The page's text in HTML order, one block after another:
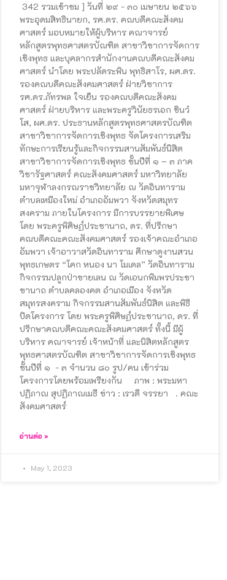
342 รวมเข้าชม ] วันที่ ๒๙​ -​ ๓๐ เมษายน​ ๒๕๖๖
พระ​อุดม​สิทธิ​นายก, รศ.ดร.​ คณบดี​คณะ​สังคม​
ศาสตร์​ มอบหมายให้​​ผู้บริหาร​ คณาจารย์​
หลักสูตร​พุทธศาสตร​บัณฑิต​ สาขา​วิชาการ​จัดการ​
เชิง​พุทธ​ และบุคลากร​สำนักงาน​คณบดี​คณะ​สังคม​
ศาสตร์​ นำ​โดย​ พระ​ปลัด​ระพิน​ พุท​ฺ​ธิ​สาโร, ผศ.ดร.​
รองคณบดี​คณะสังคม​ศาสตร์​ ฝ่าย​วิชาการ​
รศ.ดร.ภัทร​พล​ ใจเย็น​ รองคณบดี​คณะ​สังคม​
ศาสตร์​ ฝ่าย​บริหาร​ และพระครู​วินัยธร​เอก​ ชิ​นว​ํ​
โส, ผศ.ดร.​ ประธาน​หลักสูตร​พุทธศาสตร​บัณฑิต​
สาขา​วิชาการ​จัดการ​เชิง​พุทธ​ จัดโครงการ​เสริม
ทักษะ​การเรียนรู้​และกิจกรรม​สานสัมพันธ์​นิสิต​
สาขาวิชา​การ​จัดการ​เชิง​พุทธ​ ชั้นปี​ที่​ ๑​ – ๓​ ภาค
วิชา​รัฐศาสตร์​ คณะสังคม​ศาสตร์​ มหา​วิทยาลัย​
มหา​จุฬา​ลง​ก​รณ​ราช​วิทยาลัย​ ณ​ วัด​อิน​ทา​ราม​
ตำบล​เหมือง​ใหม่​ อำเภอ​อัมพวา​ จังหวัด​สมุทร​
สงคราม​ ภายใน​โครงการ​ มีการบรรยายพิเศษ​
โดย​ พระครู​พิศิษฏ์ประชานาถ, ดร.​ ที่ปรึกษา​
คณบดี​คณะ​คณะสังคม​ศาสตร์​ รองเจ้าคณะ​อำเภอ​
อัมพวา​ เจ้าอาวาส​วัด​อิน​ทา​ราม​ ศึกษา​ดูงานสวน
พุทธเกษตร​ “โคก​ หนอง​ นา​ โมเดล” วัดอิน​ทา​ราม​
กิจกรรม​​ปลูกป่าชายเลน ณ วัดเอนกพิมพรประชา
ชานาถ ตำบล​คลองคต อำเภอ​เมือง จังหวัด​
สมุทรสงคราม​ กิจกรรม​สานสัมพันธ์​นิสิต​ และพิธี​
ปิด​โครงการ​ โดย​ พระครู​พิศิษฏ์ประชานาถ, ดร.​ ที่
ปรึกษา​คณบดี​คณะ​คณะสังคม​ศาสตร์ ทั้งนี้​ มี​ผู้
บริหาร​ คณาจารย์​ เจ้าหน้าที่​ และ​นิสิต​หลักสูตร​
พุทธ​ศาส​ตร​บัณฑิต​ สาขา​วิชาการ​จัดการ​เชิง​พุทธ​
ชั้นปี​ที่​ ๑ -​ ๓ จำนวน ๘๐ รูป/คน เข้าร่วม​
โครงการ​โดย​พร้อม​เพรียง​กัน​ ภาพ : พระมหา
ปฏิภาณ สุปฏิภาณเมธี ข่าว : เรวดี จรรยา . คณะ
สังคมศาสตร์
อ่านต่อ »
May 1, 2023